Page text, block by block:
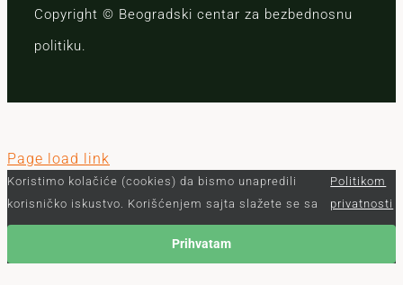
Copyright © Beogradski centar za bezbednosnu
politiku.
Page load link
Koristimo kolačiće (cookies) da bismo unapredili
korisničko iskustvo. Korišćenjem sajta slažete se sa
Politikom
privatnosti
Prihvatam